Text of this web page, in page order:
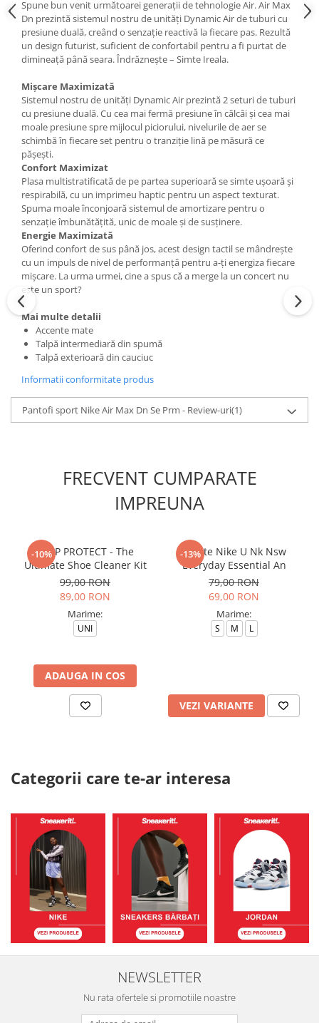
Spune bun venit următoarei generații de tehnologie Air. Air Max
Dn prezintă sistemul nostru de unități Dynamic Air de tuburi cu
presiune duală, creând o senzație reactivă la fiecare pas. Rezultă
un design futurist, suficient de confortabil pentru a fi purtat de
dimineață până seara. Îndrăznește – Simte Ireala.
Mișcare Maximizată
Sistemul nostru de unități Dynamic Air prezintă 2 seturi de tuburi
cu presiune duală. Cu cea mai fermă presiune în călcâi și cea mai
moale presiune spre mijlocul piciorului, nivelurile de aer se
schimbă în fiecare set pentru o tranziție lină pe măsură ce
pășești.
Confort Maximizat
Plasa multistratificată de pe partea superioară se simte ușoară și
respirabilă, cu un imprimeu haptic pentru un aspect texturat.
Spuma moale înconjoară sistemul de amortizare pentru o
senzație îmbunătățită, unic de moale și de susținere.
Energie Maximizată
Oferind confort de sus până jos, acest design tactil se mândrește
cu un impuls de nivel de performanță pentru a-ți energiza fiecare
mișcare. La urma urmei, cine a spus că a merge la un concert nu
este un sport?
Mai multe detalii
Accente mate
Talpă intermediară din spumă
Talpă exterioară din cauciuc
Informatii conformitate produs
Pantofi sport Nike Air Max Dn Se Prm - Review-uri(1)
FRECVENT CUMPARATE
IMPREUNA
-10%
CREP PROTECT - The
Ultimate Shoe Cleaner Kit
99,00 RON
89,00 RON
Marime:
UNI
ADAUGA IN COS
-13%
Sosete Nike U Nk Nsw
Everyday Essential An
79,00 RON
69,00 RON
Marime:
S M L
VEZI VARIANTE
Categorii care te-ar interesa
NEWSLETTER
Nu rata ofertele si promotiile noastre